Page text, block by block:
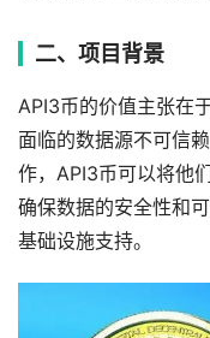
二、项目背景
API3币的价值主张在
面临的数据源不可信
作，API3币可以将他
确保数据的安全性和
基础设施支持。